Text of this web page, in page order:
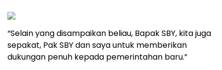
“Selain yang disampaikan beliau, Bapak SBY, kita juga
sepakat, Pak SBY dan saya untuk memberikan
dukungan penuh kepada pemerintahan baru.”